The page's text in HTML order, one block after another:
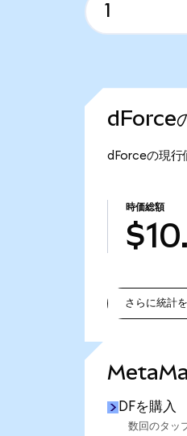
dForce
dForceの現行
時価総額
さらに統計
DFを購入
数回のタッ